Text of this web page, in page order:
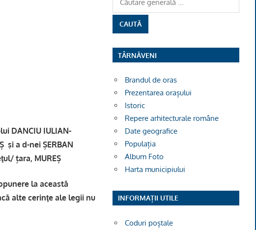
DANCIU IULIAN-
şi a d-nei ȘERBAN
țara, MUREȘ
la această
alte cerinţe ale legii nu
TÂRNĂVENI
Brandul de oras
Prezentarea orașului
Istoric
Repere arhitecturale române
Date geografice
Populația
Album Foto
Harta municipiului
INFORMAȚII UTILE
Coduri poștale